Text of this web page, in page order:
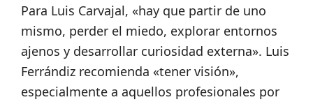
Para Luis Carvajal, «hay que partir de uno
mismo, perder el miedo, explorar entornos
ajenos y desarrollar curiosidad externa». Luis
Ferrándiz recomienda «tener visión»,
especialmente a aquellos profesionales por